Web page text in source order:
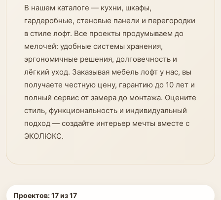
В нашем каталоге — кухни, шкафы,
гардеробные, стеновые панели и перегородки
в стиле лофт. Все проекты продумываем до
мелочей: удобные системы хранения,
эргономичные решения, долговечность и
лёгкий уход. Заказывая мебель лофт у нас, вы
получаете честную цену, гарантию до 10 лет и
полный сервис от замера до монтажа. Оцените
стиль, функциональность и индивидуальный
подход — создайте интерьер мечты вместе с
ЭКОЛЮКС.
Проектов:17из17